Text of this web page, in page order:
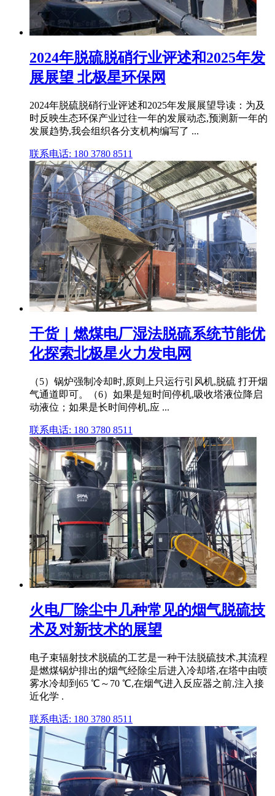
2024年脱硫脱硝行业评述和2025年发
展展望 北极星环保网
2024年脱硫脱硝行业评述和2025年发展展望导读：为及
时反映生态环保产业过往一年的发展动态,预测新一年的
发展趋势,我会组织各分支机构编写了 ...
联系电话: 180 3780 8511
干货｜燃煤电厂湿法脱硫系统节能优
化探索北极星火力发电网
（5）锅炉强制冷却时,原则上只运行引风机,脱硫 打开烟
气通道即可。（6）如果是短时间停机,吸收塔液位降启
动液位；如果是长时间停机,应 ...
联系电话: 180 3780 8511
火电厂除尘中几种常见的烟气脱硫技
术及对新技术的展望
电子束辐射技术脱硫的工艺是一种干法脱硫技术,其流程
是燃煤锅炉排出的烟气经除尘后进入冷却塔,在塔中由喷
雾水冷却到65 ℃～70 ℃,在烟气进入反应器之前,注入接
近化学 .
联系电话: 180 3780 8511